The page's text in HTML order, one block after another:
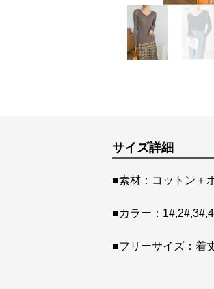
サイズ詳細
■素材：コットン＋
■カラー：
■フリーサイズ：着